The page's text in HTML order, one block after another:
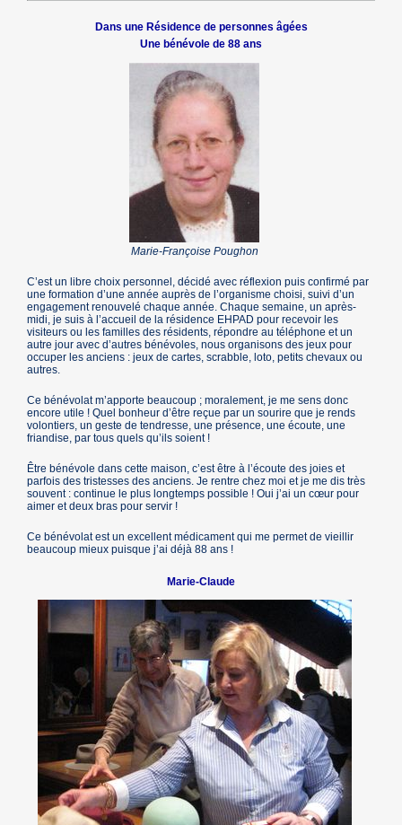
Dans une Résidence de personnes âgées
Une bénévole de 88 ans
Marie-Françoise Poughon
C’est un libre choix personnel, décidé avec réflexion puis confirmé par
une formation d’une année auprès de l’organisme choisi, suivi d’un
engagement renouvelé chaque année. Chaque semaine, un après-
midi, je suis à l’accueil de la résidence EHPAD pour recevoir les
visiteurs ou les familles des résidents, répondre au téléphone et un
autre jour avec d’autres bénévoles, nous organisons des jeux pour
occuper les anciens : jeux de cartes, scrabble, loto, petits chevaux ou
autres.
Ce bénévolat m’apporte beaucoup ; moralement, je me sens donc
encore utile ! Quel bonheur d’être reçue par un sourire que je rends
volontiers, un geste de tendresse, une présence, une écoute, une
friandise, par tous quels qu’ils soient !
Être bénévole dans cette maison, c’est être à l’écoute des joies et
parfois des tristesses des anciens. Je rentre chez moi et je me dis très
souvent : continue le plus longtemps possible ! Oui j’ai un cœur pour
aimer et deux bras pour servir !
Ce bénévolat est un excellent médicament qui me permet de vieillir
beaucoup mieux puisque j’ai déjà 88 ans !
Marie-Claude